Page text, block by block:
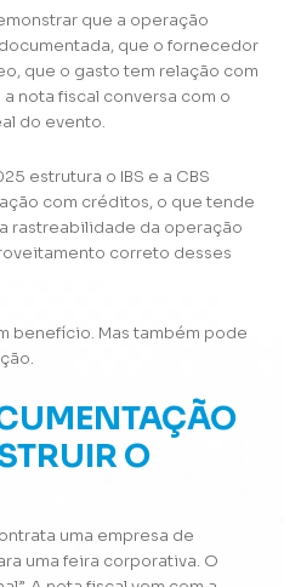
que a operação
que o fornecedor
que o gasto tem relação com
nota fiscal conversa com o
do evento.
estrutura o IBS e a CBS
com créditos, o que tende
rastreabilidade da operação
correto desses
benefício. Mas também pode
O
uma empresa de
uma feira corporativa. O